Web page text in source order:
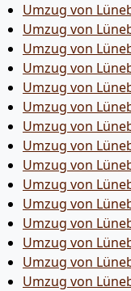
Umzug von
Umzug von
Umzug von
Umzug von
Umzug von
Umzug von
Umzug von
Umzug von
Umzug von
Umzug von
Umzug von
Umzug von
Umzug von
Umzug von
Umzug von